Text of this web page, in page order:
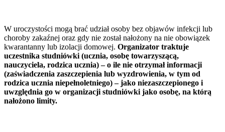
W uroczystości mogą brać udział osoby bez objawów infekcji lub
choroby zakaźnej oraz gdy nie został nałożony na nie obowiązek
kwarantanny lub izolacji domowej. Organizator traktuje
uczestnika studniówki (ucznia, osobę towarzyszącą,
nauczyciela, rodzica ucznia) – o ile nie otrzymał informacji
(zaświadczenia zaszczepienia lub wyzdrowienia, w tym od
rodzica ucznia niepełnoletniego) – jako niezaszczepionego i
uwzględnia go w organizacji studniówki jako osobę, na którą
nałożono limity.